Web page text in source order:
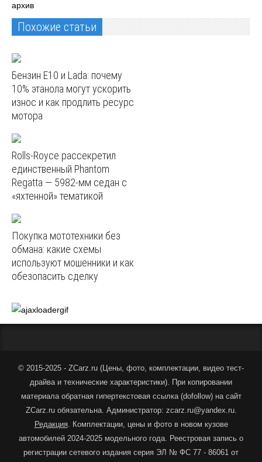
архив
Похожие статьи
Бензин E10 и Lada: почему
10% этанола могут ускорить
износ и как продлить ресурс
мотора
Rolls-Royce рассекретил
единственный Phantom
Regatta — 5982‑мм седан с
«яхтенной» тематикой
Покупка мототехники без
обмана: какие схемы
используют мошенники и как
обезопасить сделку
© 2015-2025 - ZCarz.ru (Цены, фото, комплектации, видео тест-
драйва и технические характеристики). При копировании
материала обратная гипертекстовая ссылка (dofollow) на сайт
ZCarz.ru обязательна. Администратор: zcarz.ru@yandex.ru.
Редакция. Комплектации, цены и фото в новом кузове
автомобилей 2024-2025 модельного года. Реестровая запись о
регистрации сетевого издания серия ЭЛ № ФС 77 - 86061 от